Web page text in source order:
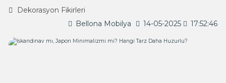
Dekorasyon Fikirleri
Bellona Mobilya
14-05-2025 17:52:46